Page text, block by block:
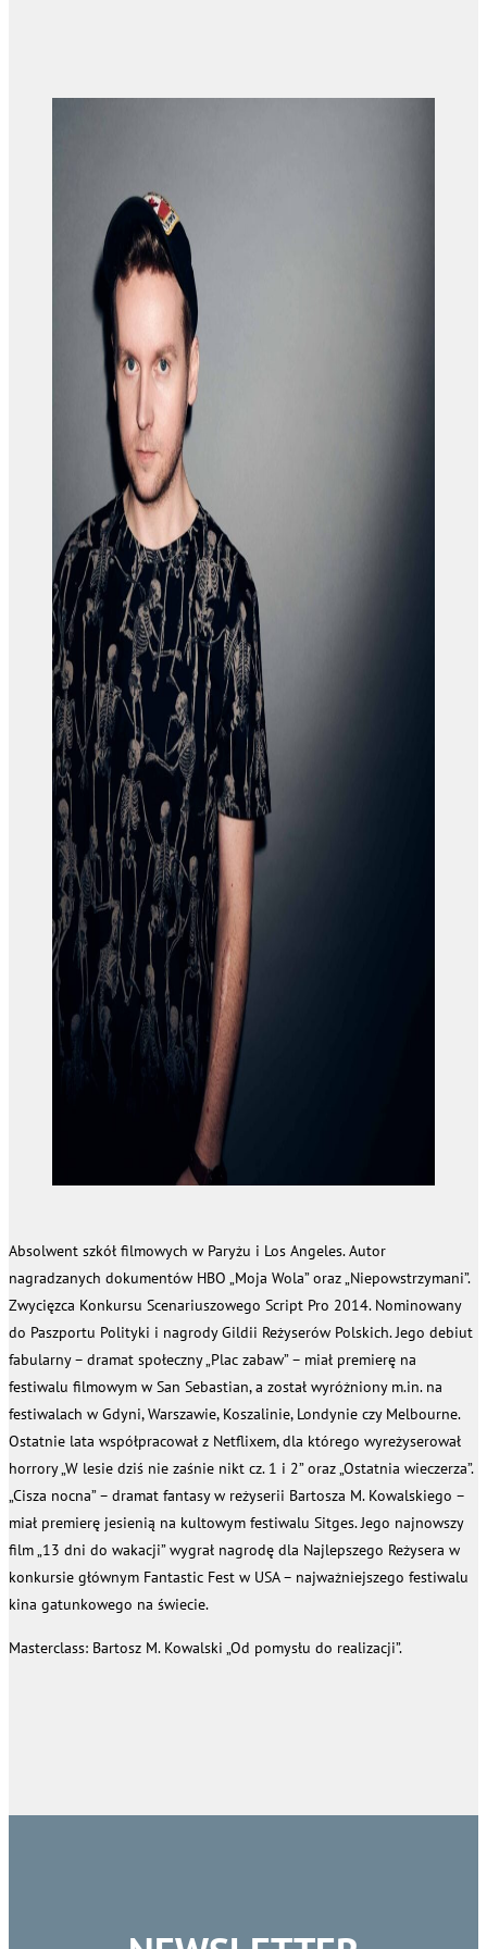
Absolwent szkół filmowych w Paryżu i Los Angeles. Autor
nagradzanych dokumentów HBO „Moja Wola” oraz „Niepowstrzymani”.
Zwycięzca Konkursu Scenariuszowego Script Pro 2014. Nominowany
do Paszportu Polityki i nagrody Gildii Reżyserów Polskich. Jego debiut
fabularny – dramat społeczny „Plac zabaw” – miał premierę na
festiwalu filmowym w San Sebastian, a został wyróżniony m.in. na
festiwalach w Gdyni, Warszawie, Koszalinie, Londynie czy Melbourne.
Ostatnie lata współpracował z Netflixem, dla którego wyreżyserował
horrory „W lesie dziś nie zaśnie nikt cz. 1 i 2” oraz „Ostatnia wieczerza”.
„Cisza nocna” – dramat fantasy w reżyserii Bartosza M. Kowalskiego –
miał premierę jesienią na kultowym festiwalu Sitges. Jego najnowszy
film „13 dni do wakacji” wygrał nagrodę dla Najlepszego Reżysera w
konkursie głównym Fantastic Fest w USA – najważniejszego festiwalu
kina gatunkowego na świecie.
Masterclass: Bartosz M. Kowalski „Od pomysłu do realizacji”.